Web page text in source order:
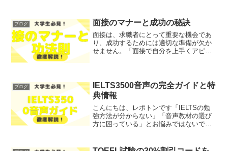
ャリア選択に役立つスキルを身につける
ことを目的としています。...
ブログ 面接のマナーと成功の秘訣
面接は、求職者にとって重要な機会であ
り、成功するためには適切な準備が欠か
せません。「面接で自分を上手くアピー
は、面接のマナーと成功の...
ブログ
IELTS3500音声の完全ガイドと特
典情報
こんにちは、レポトンです「IELTSの勉
強方法が分からない」「音声教材の選び
方に困っている」とお悩みではないでし
て、わかりやすく解説します！レポトン